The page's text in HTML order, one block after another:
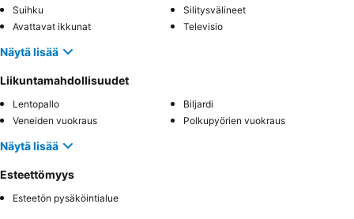
Suihku
Silitysvälineet
Avattavat ikkunat
Televisio
Näytä lisää
Liikuntamahdollisuudet
Lentopallo
Biljardi
Veneiden vuokraus
Polkupyörien vuokraus
Näytä lisää
Esteettömyys
Esteetön pysäköintialue